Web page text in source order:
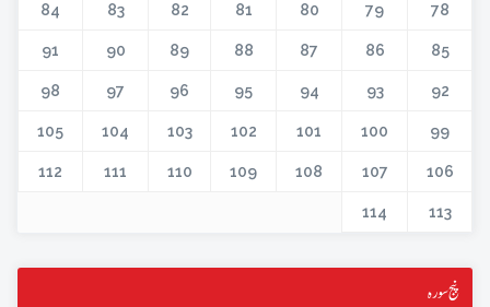
78
79
80
81
82
83
84
85
86
87
88
89
90
91
92
93
94
95
96
97
98
99
100
101
102
103
104
105
106
107
108
109
110
111
112
113
114
پنج سورہ